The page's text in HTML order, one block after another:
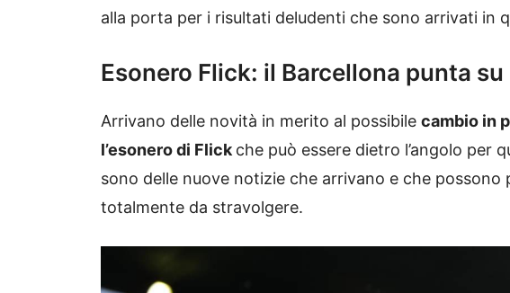
alla porta per i risultati deludenti che sono arrivati in
Esonero Flick: il Barcellona punta
Arrivano delle novità in merito al possibile cambio in
l’esonero di Flick che può essere dietro l’angolo per
sono delle nuove notizie che arrivano e che possono
totalmente da stravolgere.